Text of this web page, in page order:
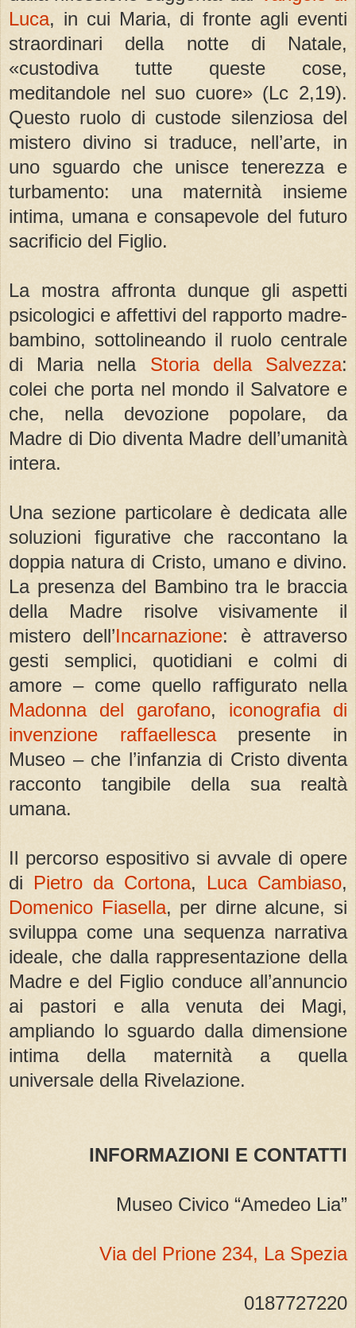
Luca, in cui Maria, di fronte agli eventi
straordinari della notte di Natale,
«custodiva tutte queste cose,
meditandole nel suo cuore» (Lc 2,19).
Questo ruolo di custode silenziosa del
mistero divino si traduce, nell’arte, in
uno sguardo che unisce tenerezza e
turbamento: una maternità insieme
intima, umana e consapevole del futuro
sacrificio del Figlio.
La mostra affronta dunque gli aspetti
psicologici e affettivi del rapporto madre-
bambino, sottolineando il ruolo centrale
di Maria nella Storia della Salvezza:
colei che porta nel mondo il Salvatore e
che, nella devozione popolare, da
Madre di Dio diventa Madre dell’umanità
intera.
Una sezione particolare è dedicata alle
soluzioni figurative che raccontano la
doppia natura di Cristo, umano e divino.
La presenza del Bambino tra le braccia
della Madre risolve visivamente il
mistero dell’Incarnazione: è attraverso
gesti semplici, quotidiani e colmi di
amore – come quello raffigurato nella
Madonna del garofano, iconografia di
invenzione raffaellescapresente in
Museo – che l’infanzia di Cristo diventa
racconto tangibile della sua realtà
umana.
Il percorso espositivo si avvale di opere
di Pietro da Cortona, Luca Cambiaso,
Domenico Fiasella, per dirne alcune, si
sviluppa come una sequenza narrativa
ideale, che dalla rappresentazione della
Madre e del Figlio conduce all’annuncio
ai pastori e alla venuta dei Magi,
ampliando lo sguardo dalla dimensione
intima della maternità a quella
universale della Rivelazione.
INFORMAZIONI E CONTATTI
Museo Civico “Amedeo Lia”
Via del Prione 234, La Spezia
0187727220